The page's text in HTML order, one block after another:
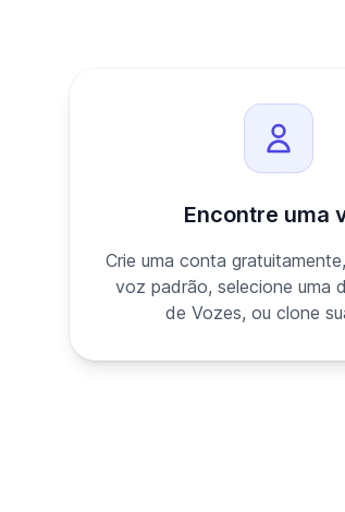
Encontre uma
Crie uma conta
voz padrão, selecione uma
de Vozes, ou clone